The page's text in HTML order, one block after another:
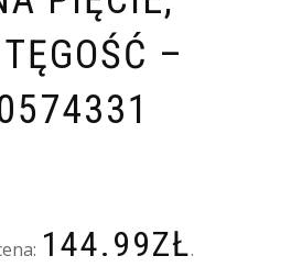
–
144.99ZŁ.